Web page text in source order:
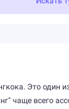
Это один
чаще всего